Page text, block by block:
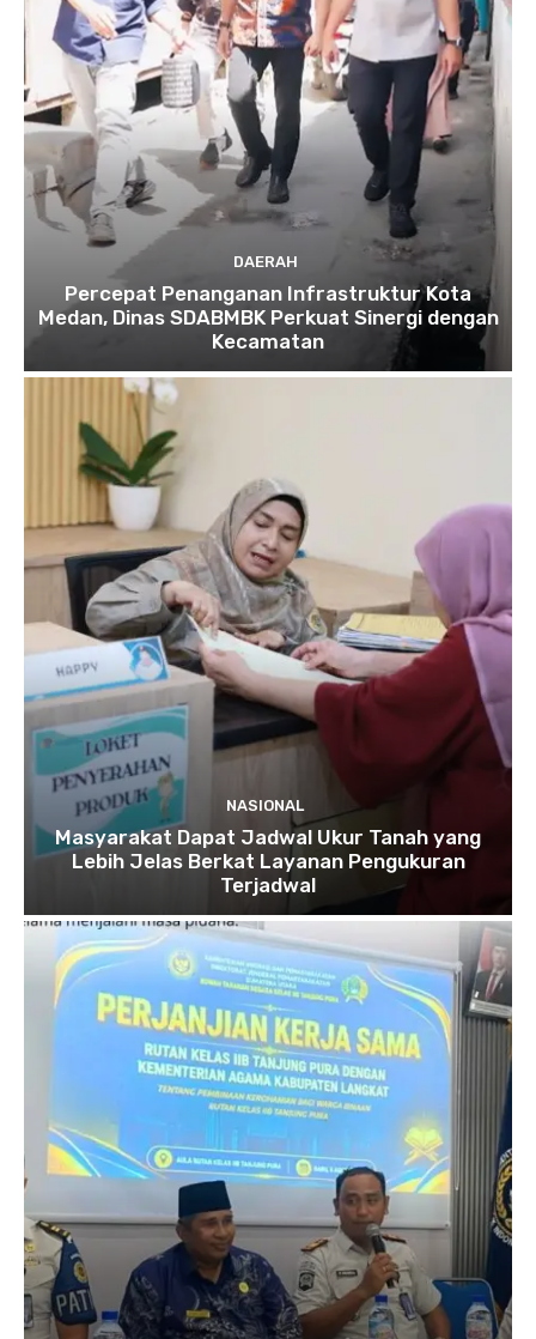
DAERAH
Percepat Penanganan Infrastruktur Kota
Medan, Dinas SDABMBK Perkuat Sinergi dengan
Kecamatan
NASIONAL
Masyarakat Dapat Jadwal Ukur Tanah yang
Lebih Jelas Berkat Layanan Pengukuran
Terjadwal